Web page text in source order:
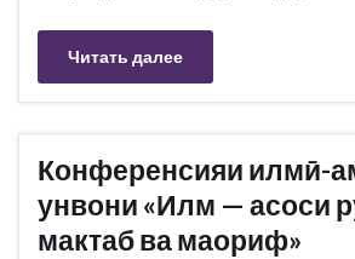
Читать далее
Конференсияи илмӣ-
унвони «Илм — асоси
мактаб ва маориф»